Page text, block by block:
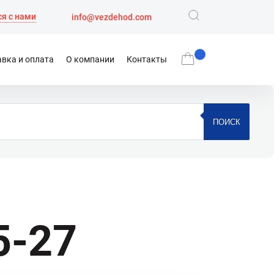
с нами info@vezdehod.com
и оплата О компании Контакты
ПОИСК
27